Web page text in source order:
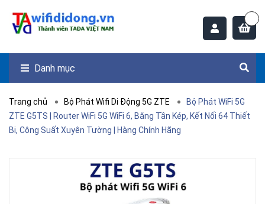
Danh mục
Trang chủ Bộ Phát Wifi Di Động 5G ZTE
Bộ Phát WiFi 5G
ZTE G5TS | Router WiFi 5G WiFi 6, Băng Tần Kép, Kết Nối 64 Thiết
Bị, Công Suất Xuyên Tường | Hàng Chính Hãng